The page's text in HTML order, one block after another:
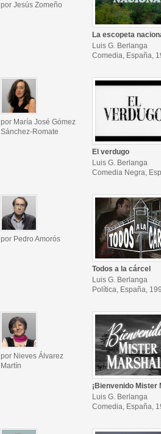
por Jesús Zomeño
La escopeta
Luis G. Berlanga
Comedia, España,
por María José Gómez
Sánchez-Romate
El verdugo
Luis G. Berlanga
Comedia Negra,
por Pedro Amorós
Todos a la cárcel
Luis G. Berlanga
Política, España,
por Nieves Álvarez
Martín
¡Bienvenido Mister
Luis G. Berlanga
Comedia, España,